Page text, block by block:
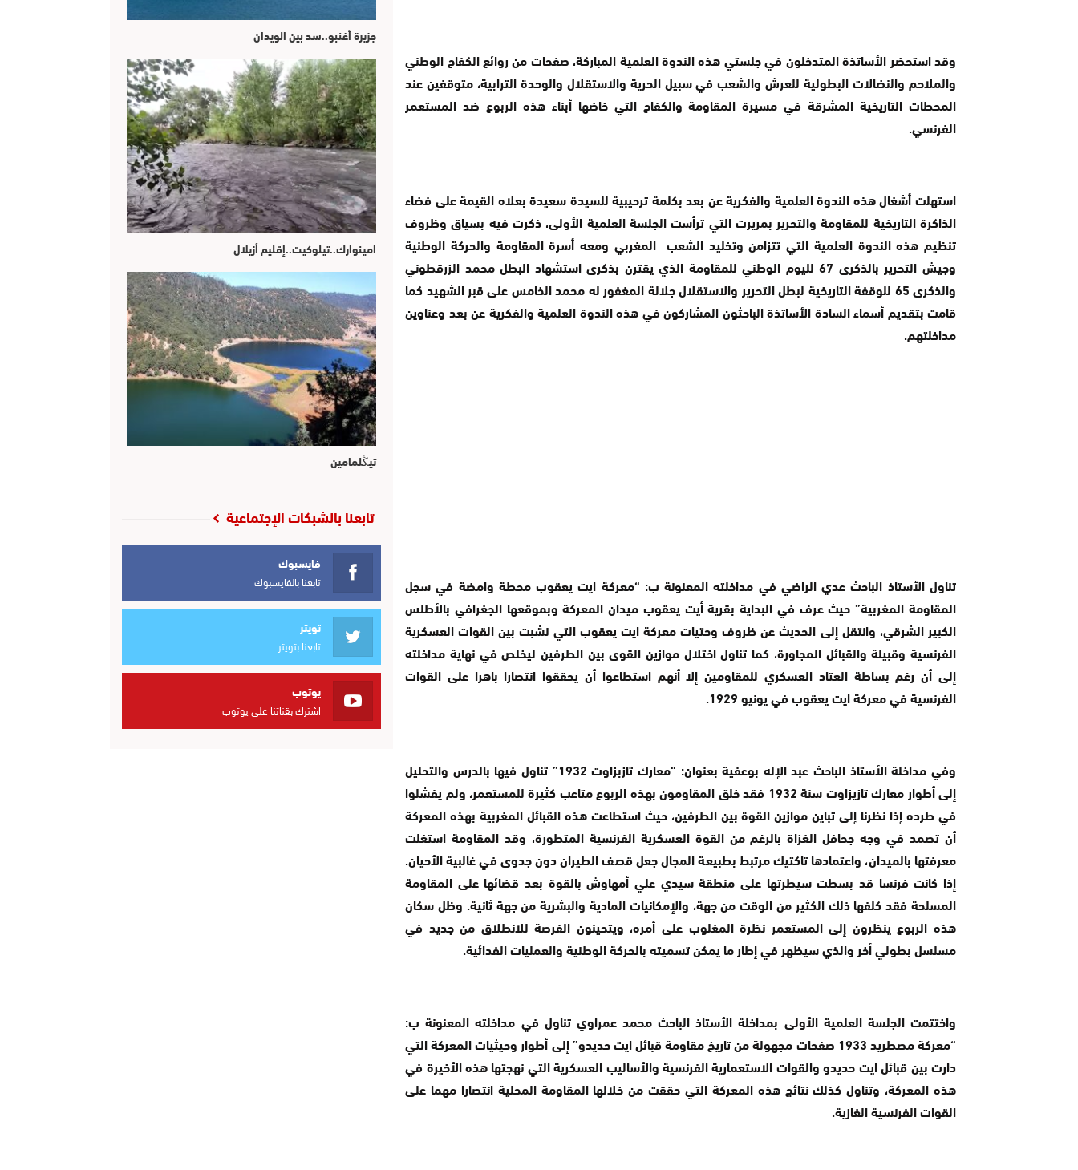
وقد استحضر الأساتذة المتدخلون في جلستي هذه الندوة العلمية المباركة، صفحات من روائع الكفاح الوطني
والملاحم والنضالات البطولية للعرش والشعب في سبيل الحرية والاستقلال والوحدة الترابية، متوقفين عند
المحطات التاريخية المشرقة في مسيرة المقاومة والكفاح التي خاضها أبناء هذه الربوع ضد المستعمر
الفرنسي.
استهلت أشغال هذه الندوة العلمية والفكرية عن بعد بكلمة ترحيبية للسيدة سعيدة بعلاه القيمة على فضاء
الذاكرة التاريخية للمقاومة والتحرير بمريرت التي ترأست الجلسة العلمية الأولى، ذكرت فيه بسياق وظروف
تنظيم هذه الندوة العلمية التي تتزامن وتخليد الشعب المغربي ومعه أسرة المقاومة والحركة الوطنية
وجيش التحرير بالذكرى 67 لليوم الوطني للمقاومة الذي يقترن بذكرى استشهاد البطل محمد الزرقطوني
والذكرى 65 للوقفة التاريخية لبطل التحرير والاستقلال جلالة المغفور له محمد الخامس على قبر الشهيد كما
قامت بتقديم أسماء السادة الأساتذة الباحثون المشاركون في هذه الندوة العلمية والفكرية عن بعد وعناوين
مداخلتهم.
تناول الأستاذ الباحث عدي الراضي في مداخلته المعنونة ب: “معركة ايت يعقوب محطة وامضة في سجل
المقاومة المغربية” حيث عرف في البداية بقرية أيت يعقوب ميدان المعركة وبموقعها الجغرافي بالأطلس
الكبير الشرقي، وانتقل إلى الحديث عن ظروف وحتيات معركة ايت يعقوب التي نشبت بين القوات العسكرية
الفرنسية وقبيلة والقبائل المجاورة، كما تناول اختلال موازين القوى بين الطرفين ليخلص في نهاية مداخلته
إلى أن رغم بساطة العتاد العسكري للمقاومين إلا أنهم استطاعوا أن يحققوا انتصارا باهرا على القوات
الفرنسية في معركة ايت يعقوب في يونيو 1929.
وفي مداخلة الأستاذ الباحث عبد الإله بوعفية بعنوان: “معارك تازبزاوت 1932” تناول فيها بالدرس والتحليل
إلى أطوار معارك تازيزاوت سنة 1932 فقد خلق المقاومون بهذه الربوع متاعب كثيرة للمستعمر، ولم يفشلوا
في طرده إذا نظرنا إلى تباين موازين القوة بين الطرفين، حيث استطاعت هذه القبائل المغربية بهذه المعركة
أن تصمد في وجه جحافل الغزاة بالرغم من القوة العسكرية الفرنسية المتطورة، وقد المقاومة استغلت
معرفتها بالميدان، واعتمادها تاكتيك مرتبط بطبيعة المجال جعل قصف الطيران دون جدوى في غالبية الأحيان.
إذا كانت فرنسا قد بسطت سيطرتها على منطقة سيدي علي أمهاوش بالقوة بعد قضائها على المقاومة
المسلحة فقد كلفها ذلك الكثير من الوقت من جهة، والإمكانيات المادية والبشرية من جهة ثانية. وظل سكان
هذه الربوع ينظرون إلى المستعمر نظرة المغلوب على أمره، ويتحينون الفرصة للانطلاق من جديد في
مسلسل بطولي أخر والذي سيظهر في إطار ما يمكن تسميته بالحركة الوطنية والعمليات الفدائية.
واختتمت الجلسة العلمية الأولى بمداخلة الأستاذ الباحث محمد عمراوي تناول في مداخلته المعنونة ب:
“معركة مصطريد 1933 صفحات مجهولة من تاريخ مقاومة قبائل ايت حديدو” إلى أطوار وحيثيات المعركة التي
دارت بين قبائل ايت حديدو والقوات الاستعمارية الفرنسية والأساليب العسكرية التي نهجتها هذه الأخيرة في
هذه المعركة، وتناول كذلك نتائج هذه المعركة التي حققت من خلالها المقاومة المحلية انتصارا مهما على
القوات الفرنسية الغازية.
جزيرة أغنبو..سد بين الويدان
امينوارك..تيلوكيت..إقليم أزيلال
تيڭلمامين
تابعنا بالشبكات الإجتماعية
فايسبوك
تابعنا بالفايسبوك
تويتر
تابعنا بتويتر
يوتوب
اشترك بقناتنا على يوتوب